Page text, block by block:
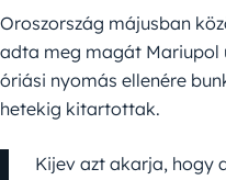
Oroszország májusban
adta meg magát Mariupol
óriási nyomás ellenére
hetekig kitartottak.
Kijev azt akarja, hogy